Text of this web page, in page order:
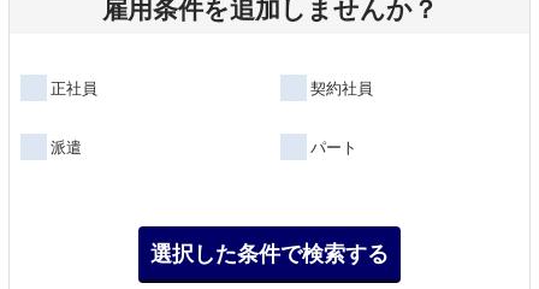
雇用条件を追加しませんか？
正社員 契約社員
派遣 パート